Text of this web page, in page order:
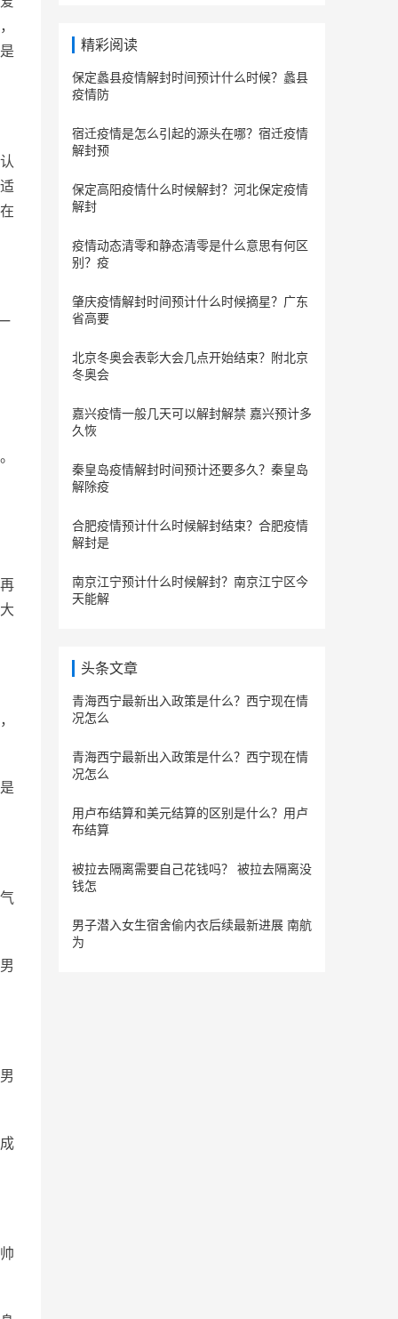
精彩阅读
保定蠡县疫情解封时间预计什么时候？蠡县
疫情防
宿迁疫情是怎么引起的源头在哪？宿迁疫情
解封预
保定​高阳疫情什么时候解封？河北保定疫情
解封
疫情动态清零和静态清零是什么意思有何区
别？疫
肇庆疫情解封时间预计什么时候摘星？广东
省高要
北京冬奥会表彰大会几点开始结束？附北京
冬奥会
嘉兴疫情一般几天可以解封解禁 嘉兴预计多
久恢
秦皇岛疫情解封时间预计还要多久？秦皇岛
解除疫
合肥疫情预计什么时候解封结束？合肥疫情
解封是
南京江宁预计什么时候解封？南京江宁区今
天能解
头条文章
青海西宁最新出入政策是什么？西宁现在情
况怎么
青海西宁最新出入政策是什么？西宁现在情
况怎么
用卢布结算和美元结算的区别是什么？用卢
布结算
被拉去隔离需要自己花钱吗？ 被拉去隔离没
钱怎
男子潜入女生宿舍偷内衣后续最新进展 南航
为